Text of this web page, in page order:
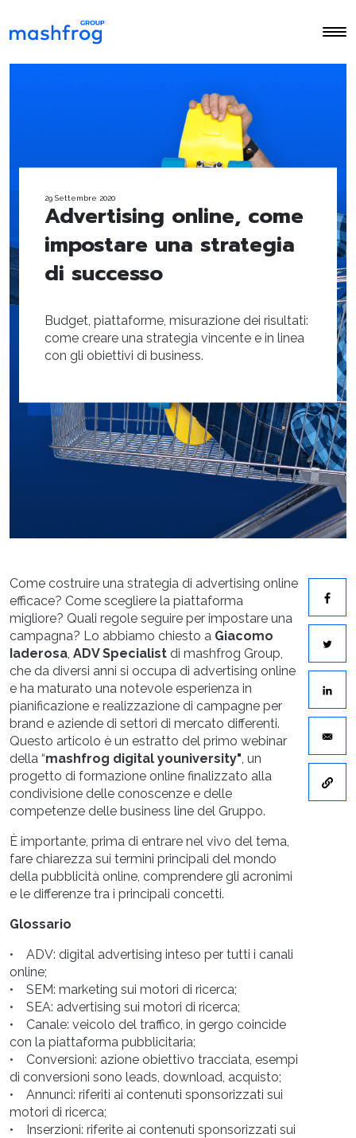
29 Settembre 2020
Advertising online, come
impostare una strategia
di successo
Budget, piattaforme, misurazione dei risultati:
come creare una strategia vincente e in linea
con gli obiettivi di business.
Come costruire una strategia di advertising online
efficace? Come scegliere la piattaforma
migliore? Quali regole seguire per impostare una
campagna? Lo abbiamo chiesto a Giacomo
Iaderosa, ADV Specialist di mashfrog Group,
che da diversi anni si occupa di advertising online
e ha maturato una notevole esperienza in
pianificazione e realizzazione di campagne per
brand e aziende di settori di mercato differenti.
Questo articolo è un estratto del primo webinar
della “mashfrog digital youniversity", un
progetto di formazione online finalizzato alla
condivisione delle conoscenze e delle
competenze delle business line del Gruppo.
È importante, prima di entrare nel vivo del tema,
fare chiarezza sui termini principali del mondo
della pubblicità online, comprendere gli acronimi
e le differenze tra i principali concetti.
Glossario
• ADV: digital advertising inteso per tutti i canali
online;
• SEM: marketing sui motori di ricerca;
• SEA: advertising sui motori di ricerca;
• Canale: veicolo del traffico, in gergo coincide
con la piattaforma pubblicitaria;
• Conversioni: azione obiettivo tracciata, esempi
di conversioni sono leads, download, acquisto;
• Annunci: riferiti ai contenuti sponsorizzati sui
motori di ricerca;
• Inserzioni: riferite ai contenuti sponsorizzati sui